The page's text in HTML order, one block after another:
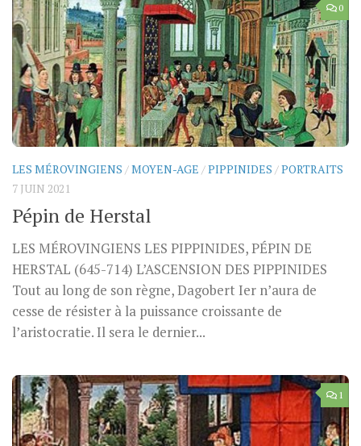
0
LES MÉROVINGIENS /MOYEN-AGE /PIPPINIDES /PORTRAITS
7 JUIN 2021
Pépin de Herstal
LES MÉROVINGIENS LES PIPPINIDES, PÉPIN DE
HERSTAL (645-714) L’ASCENSION DES PIPPINIDES
Tout au long de son règne, Dagobert Ier n’aura de
cesse de résister à la puissance croissante de
l’aristocratie. Il sera le dernier...
1